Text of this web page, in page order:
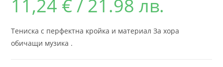
11,24 € / 21.98 лв.
Тениска с перфектна кройка и материал За хора
обичащи музика .